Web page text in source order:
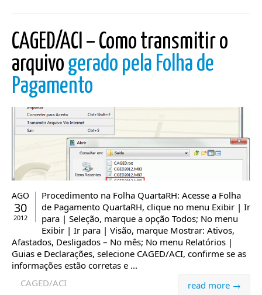
CAGED/ACI – Como transmitir o
arquivo gerado pela Folha de
Pagamento
AGO
30
2012
Procedimento na Folha QuartaRH: Acesse a Folha
de Pagamento QuartaRH, clique no menu Exibir | Ir
para | Seleção, marque a opção Todos; No menu
Exibir | Ir para | Visão, marque Mostrar: Ativos,
Afastados, Desligados – No mês; No menu Relatórios |
Guias e Declarações, selecione CAGED/ACI, confirme se as
informações estão corretas e ...
read more →
CAGED/ACI